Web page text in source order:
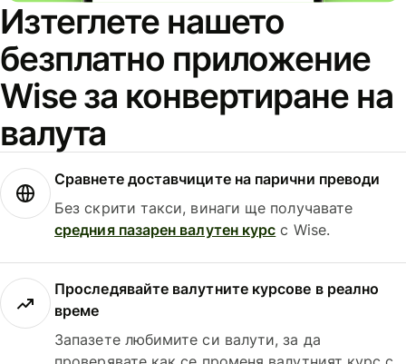
Изтеглете нашето
безплатно приложение
Wise за конвертиране на
валута
Сравнете доставчиците на парични преводи
Без скрити такси, винаги ще получавате
средния пазарен валутен курс с Wise.
Проследявайте валутните курсове в реално
време
Запазете любимите си валути, за да